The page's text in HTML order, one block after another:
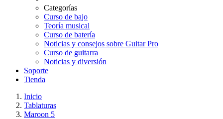
Categorías
Curso de bajo
Teoría musical
Curso de batería
Noticias y consejos sobre Guitar Pro
Curso de guitarra
Noticias y diversión
Soporte
Tienda
Inicio
Tablaturas
Maroon 5